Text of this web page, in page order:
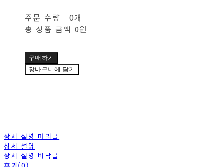
주문 수량
0개
총 상품 금액 0원
구매하기
장바구니에 담기
상세 설명 머리글
상세 설명
상세 설명 바닥글